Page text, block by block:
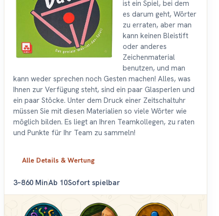
ist ein Spiel, bei dem
es darum geht, Wörter
zu erraten, aber man
kann keinen Bleistift
oder anderes
Zeichenmaterial
benutzen, und man
kann weder sprechen noch Gesten machen! Alles, was
Ihnen zur Verfügung steht, sind ein paar Glasperlen und
ein paar Stöcke. Unter dem Druck einer Zeitschaltuhr
müssen Sie mit diesen Materialien so viele Wörter wie
möglich bilden. Es liegt an Ihren Teamkollegen, zu raten
und Punkte für Ihr Team zu sammeln!
Alle Details & Wertung
3–860 MinAb 10Sofort spielbar